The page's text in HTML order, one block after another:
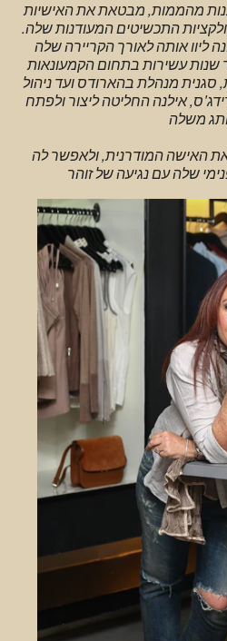
מהממות, מבטאת את האישיות
התכשיטים המעודנות שלה.
ליוו אותה לאורך הקריירה שלה
עשירות בתחום הקמעונאות
מנהלת בהארודס ועד ניהול
אילנה החליטה ליצור ולפתח
משלה
האישה המודרנית, ולאפשר לה
שלה עם נגיעה של זוהר